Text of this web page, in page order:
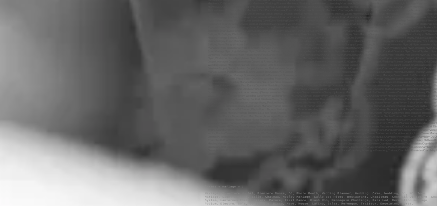
Termes « mariage » :
Mariage, Ouverture du Bal, Première Danse, DJ, Photo Booth, Wedding Planner, Wedding Cake, Wedding, DJ, MC, Sono
Mariage, Light Mariage, Salle, Château, Medley Mariage, Salle des Fêtes, Restaurant, Chapiteau, Cocktail Dînatoire,
System, Lanternes Thaïlandaises, Palace, First Dance, Flash Mob, Mannequin Challenge, Pars Led, Décoration mariage,
Podium, Electro, 80’s, 90’s, 70’s, Disco, News, House, Latino, Salsa, Merengue, Traiteur, Enceintes, Lyres,